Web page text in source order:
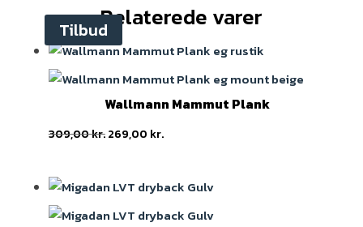
Relaterede varer
Tilbud
Wallmann Mammut Plank
309,00kr. Original
309,00 kr..
269,00 kr.Current
269,00 kr..